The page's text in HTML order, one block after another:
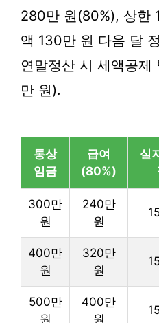
280만 원(80%), 상한
액 130만 원 다음 달
연말정산 시 세액공제
만 원).
통상
임금
급여
(80%)
실
300만
원
240만
원
400만
원
320만
원
500만
원
400만
원